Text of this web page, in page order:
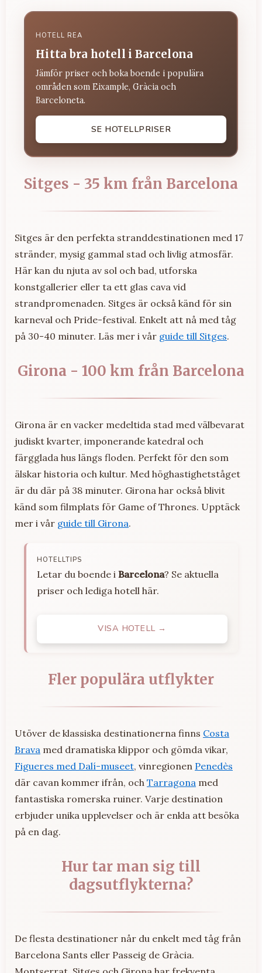
HOTELL REA
Hitta bra hotell i Barcelona
Jämför priser och boka boende i populära
områden som Eixample, Gràcia och
Barceloneta.
SE HOTELLPRISER
Sitges - 35 km från Barcelona
Sitges är den perfekta stranddestinationen med 17
stränder, mysig gammal stad och livlig atmosfär.
Här kan du njuta av sol och bad, utforska
konstgallerier eller ta ett glas cava vid
strandpromenaden. Sitges är också känd för sin
karneval och Pride-festival. Enkelt att nå med tåg
på 30-40 minuter. Läs mer i vår guide till Sitges.
Girona - 100 km från Barcelona
Girona är en vacker medeltida stad med välbevarat
judiskt kvarter, imponerande katedral och
färgglada hus längs floden. Perfekt för den som
älskar historia och kultur. Med höghastighetståget
är du där på 38 minuter. Girona har också blivit
känd som filmplats för Game of Thrones. Upptäck
mer i vår guide till Girona.
HOTELLTIPS
Letar du boende i Barcelona? Se aktuella
priser och lediga hotell här.
VISA HOTELL →
Fler populära utflykter
Utöver de klassiska destinationerna finns Costa
Brava med dramatiska klippor och gömda vikar,
Figueres med Dalí-museet, vinregionen Penedès
där cavan kommer ifrån, och Tarragona med
fantastiska romerska ruiner. Varje destination
erbjuder unika upplevelser och är enkla att besöka
på en dag.
Hur tar man sig till
dagsutflykterna?
De flesta destinationer når du enkelt med tåg från
Barcelona Sants eller Passeig de Gràcia.